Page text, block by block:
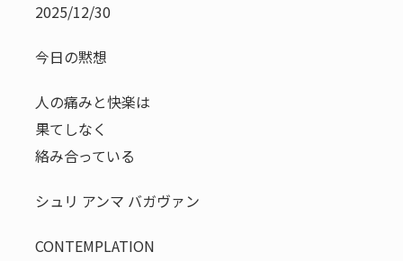
2025/12/30
今日の黙想
人の痛みと快楽は
果てしなく
絡み合っている
シュリ アンマ バガヴァン
CONTEMPLATION